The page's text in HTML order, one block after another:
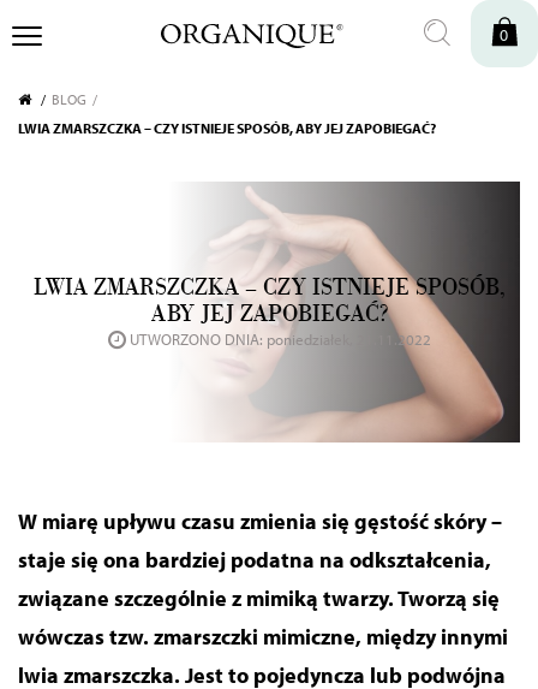
0
BLOG
LWIA ZMARSZCZKA – CZY ISTNIEJE SPOSÓB, ABY JEJ ZAPOBIEGAĆ?
LWIA ZMARSZCZKA – CZY ISTNIEJE SPOSÓB,
ABY JEJ ZAPOBIEGAĆ?
UTWORZONO DNIA: poniedziałek, 21.11.2022
W miarę upływu czasu zmienia się gęstość skóry –
staje się ona bardziej podatna na odkształcenia,
związane szczególnie z mimiką twarzy.Tworzą się
wówczas tzw. zmarszczki mimiczne, między innymi
lwia zmarszczka. Jest to pojedyncza lub podwójna